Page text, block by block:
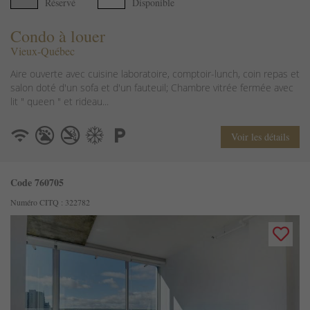
Condo à louer
Vieux-Québec
Aire ouverte avec cuisine laboratoire, comptoir-lunch, coin repas et
salon doté d'un sofa et d'un fauteuil; Chambre vitrée fermée avec
lit " queen " et rideau...
Voir les détails
Code 760705
Numéro CITQ : 322782